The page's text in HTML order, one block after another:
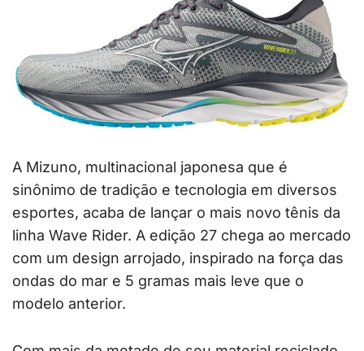
A Mizuno, multinacional japonesa que é
sinônimo de tradição e tecnologia em diversos
esportes, acaba de lançar o mais novo tênis da
linha Wave Rider. A edição 27 chega ao mercado
com um design arrojado, inspirado na força das
ondas do mar e 5 gramas mais leve que o
modelo anterior.